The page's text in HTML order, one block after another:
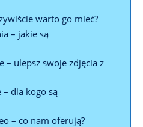
warto ‍go⁣ mieć?
– ‍jakie⁤ są
– ⁢ulepsz swoje zdjęcia z‌
dla⁣ kogo są
– co nam oferują?